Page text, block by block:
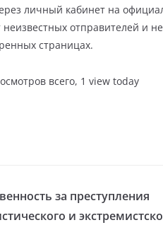
личный кабинет на
неизвестных отправителей и
страницах.
всего, 1 view today
за преступления
и